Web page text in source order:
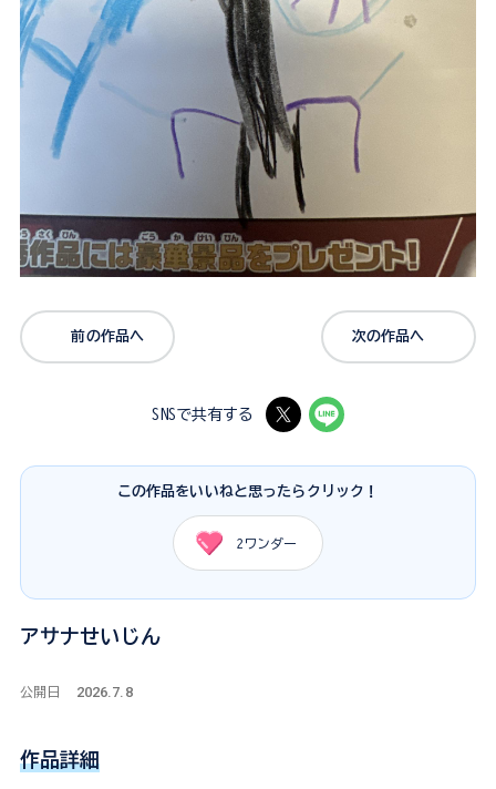
前の作品へ 次の作品へ
SNSで共有する
この作品をいいねと思ったらクリック！
2 ワンダー
アサナせいじん
公開日 2026.7.8
作品詳細